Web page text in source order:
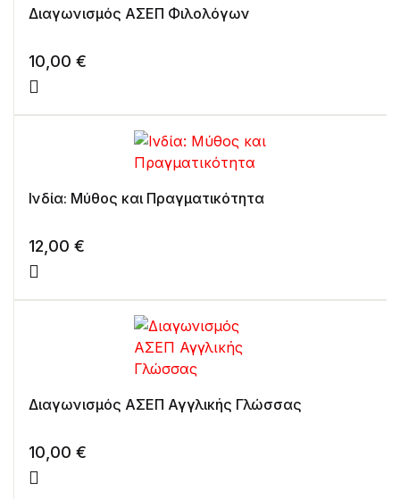
Διαγωνισμός ΑΣΕΠ Φιλολόγων
10,00 €
Ινδία: Μύθος και Πραγματικότητα
12,00 €
Διαγωνισμός ΑΣΕΠ Αγγλικής Γλώσσας
10,00 €